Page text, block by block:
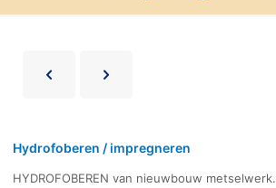
Hydrofoberen / impregneren
HYDROFOBEREN van nieuwbouw metselwerk.